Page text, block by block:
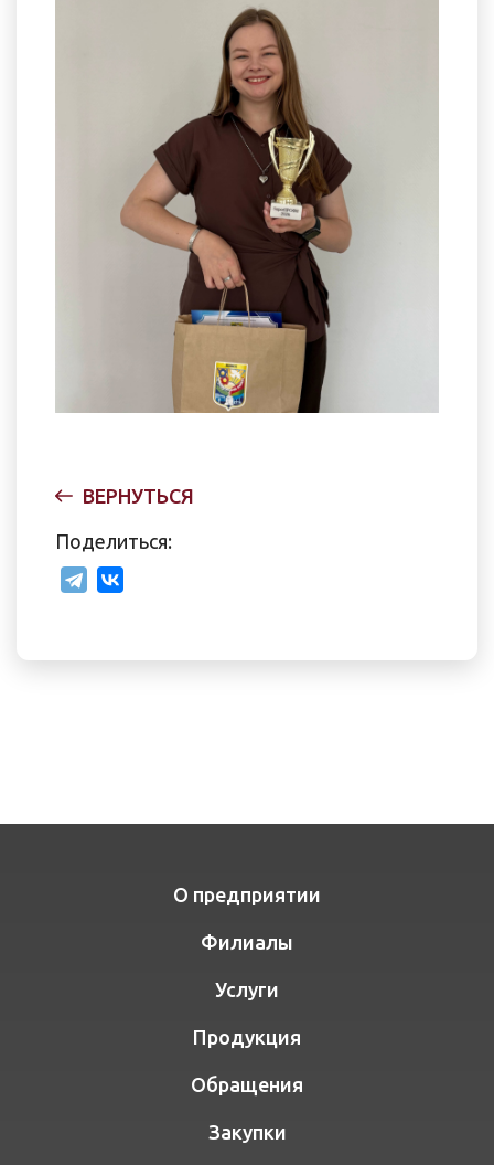
ВЕРНУТЬСЯ
Поделиться:
О предприятии
Филиалы
Услуги
Продукция
Обращения
Закупки